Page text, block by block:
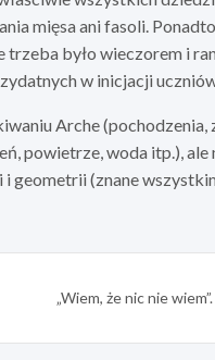
mięsa ani fasoli.
trzeba było wieczorem i
w inicjacji
Arche (pochodzenia,
powietrze, woda itp.), ale
geometrii (znane
„Wiem, że nic nie